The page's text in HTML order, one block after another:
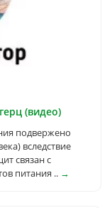
(видео)
подвержено
вследствие
связан с
питания .. →